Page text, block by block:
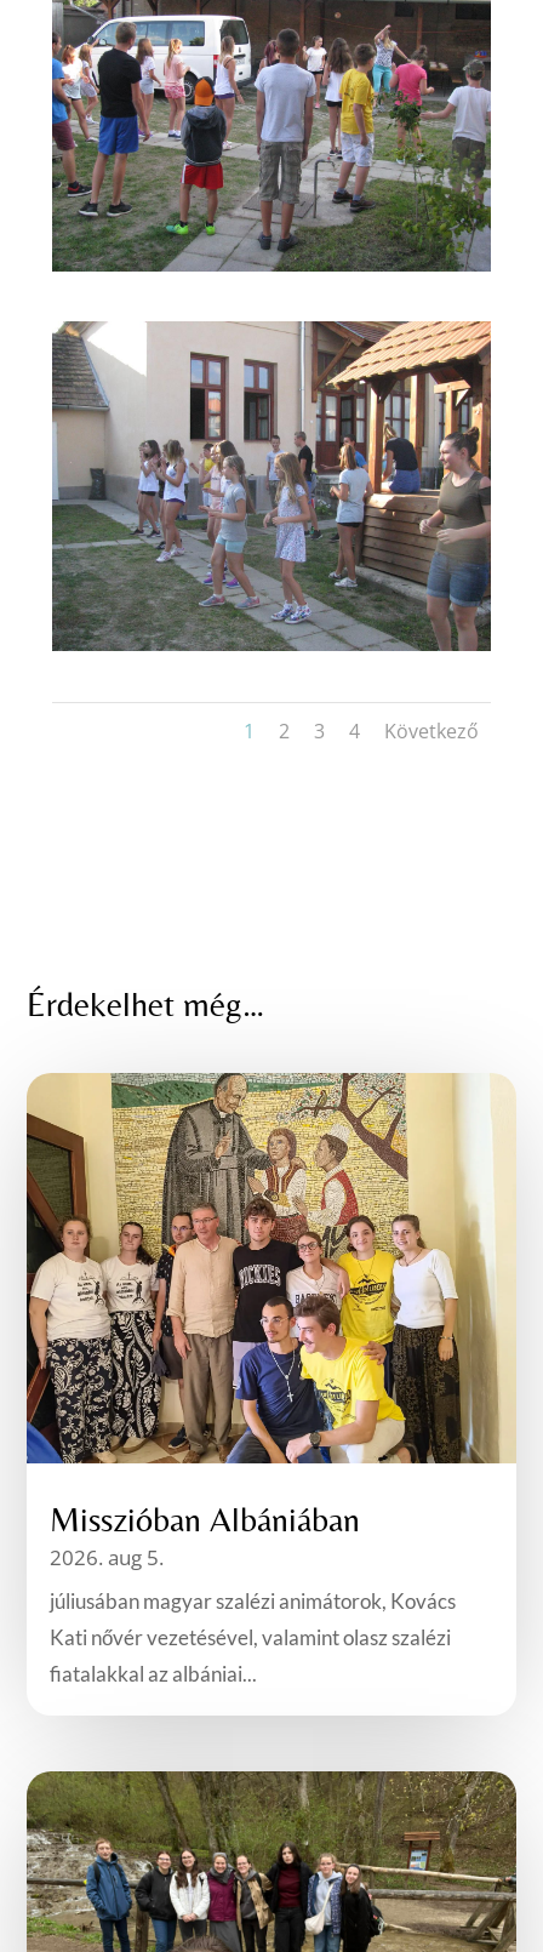
1 2 3 4 Következő
Érdekelhet még…
Misszióban Albániában
2026. aug 5.
júliusában magyar szalézi animátorok, Kovács
Kati nővér vezetésével, valamint olasz szalézi
fiatalakkal az albániai...